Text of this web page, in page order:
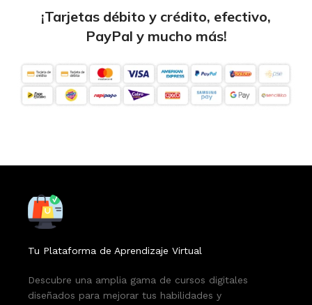
¡Tarjetas débito y crédito, efectivo,
PayPal y mucho más!
Tu Plataforma de Aprendizaje Virtual
Descubre una amplia gama de cursos digitales
diseñados para mejorar tus habilidades y